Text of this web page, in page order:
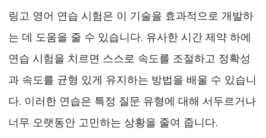
링고 영어 연습 시험은 이 기술을 효과적으로 개발하
는 데 도움을 줄 수 있습니다. 유사한 시간 제약 하에
연습 시험을 치르면 스스로 속도를 조절하고 정확성
과 속도를 균형 있게 유지하는 방법을 배울 수 있습니
다. 이러한 연습은 특정 질문 유형에 대해 서두르거나
너무 오랫동안 고민하는 상황을 줄여 줍니다.